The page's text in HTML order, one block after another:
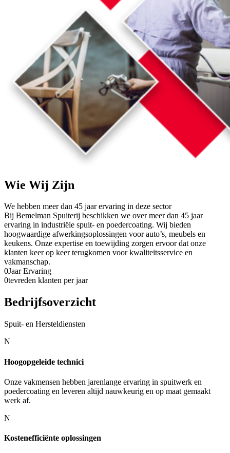
Wie Wij Zijn
We hebben meer dan 45 jaar ervaring in deze sector
Bij Bemelman Spuiterij beschikken we over meer dan 45 jaar
ervaring in industriële spuit- en poedercoating. Wij bieden
hoogwaardige afwerkingsoplossingen voor auto’s, meubels en
keukens. Onze expertise en toewijding zorgen ervoor dat onze
klanten keer op keer terugkomen voor kwaliteitsservice en
vakmanschap.
0Jaar Ervaring
0tevreden klanten per jaar
Bedrijfsoverzicht
Spuit- en Hersteldiensten
N
Hoogopgeleide technici
Onze vakmensen hebben jarenlange ervaring in spuitwerk en
poedercoating en leveren altijd nauwkeurig en op maat gemaakt
werk af.
N
Kostenefficiënte oplossingen